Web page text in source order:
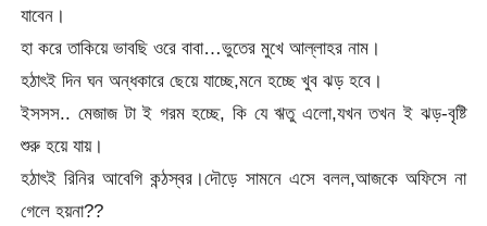
যাবেন।
হা করে তাকিয়ে ভাবছি ওরে বাবা…ভুতের মুখে আল্লাহর নাম।
হঠাৎই দিন ঘন অন্ধকারে ছেয়ে যাচ্ছে,মনে হচ্ছে খুব ঝড় হবে।
ইসসস.. মেজাজ টা ই গরম হচ্ছে, কি যে ঋতু এলো,যখন তখন ই ঝড়-বৃষ্টি
শুরু হয়ে যায়।
হঠাৎই রিনির আবেগি কন্ঠস্বর।দৌড়ে সামনে এসে বলল,আজকে অফিসে না
গেলে হয়না??